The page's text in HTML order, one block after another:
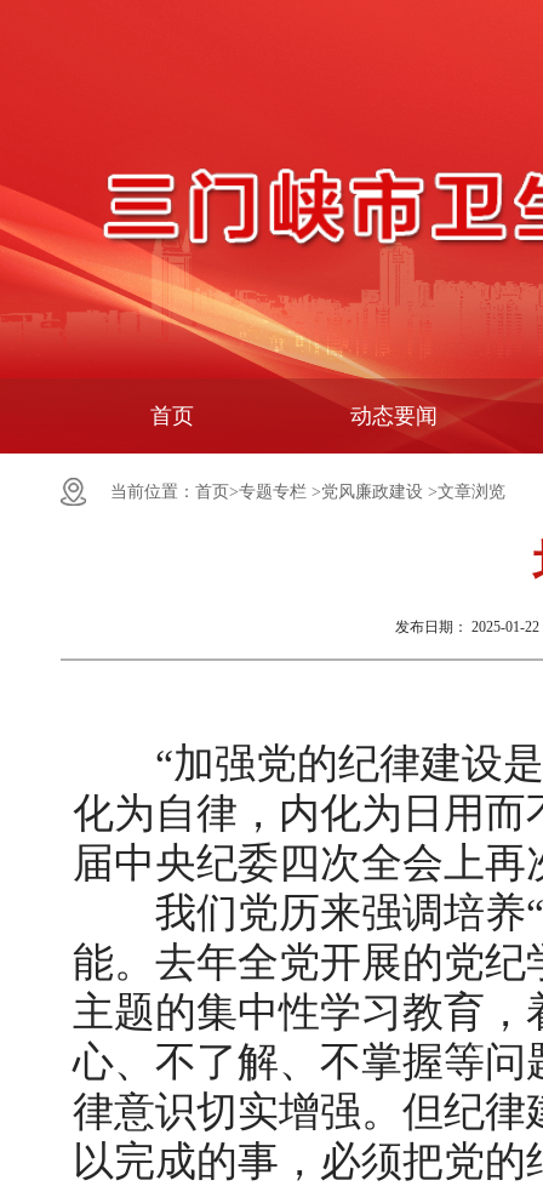
首页 动态要闻
当前位置： 首页>专题专栏 >党风廉政建设 >文章浏览
发布日期： 2025-01-22
“加强党的纪律建设
化为自律，内化为日用
届中央纪委四次全会上
我们党历来强调培养
能。去年全党开展的党
主题的集中性学习教育
心、不了解、不掌握等
律意识切实增强。但纪
以完成的事，必须把党